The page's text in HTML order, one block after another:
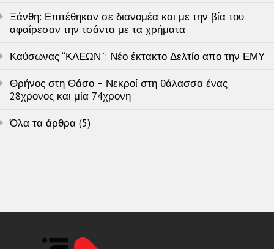
Ξάνθη: Επιτέθηκαν σε διανομέα και με την βία του
αφαίρεσαν την τσάντα με τα χρήματα
Καύσωνας “ΚΛΕΩΝ”: Νέο έκτακτο Δελτίο απο την ΕΜΥ
Θρήνος στη Θάσο – Νεκροί στη θάλασσα ένας
28χρονος και μία 74χρονη
Όλα τα άρθρα (5)